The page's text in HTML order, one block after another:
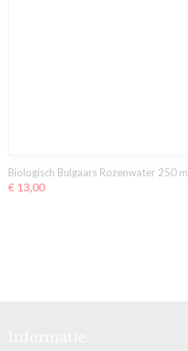
Biologisch Bulgaars Rozenwater 250
€ 13,00